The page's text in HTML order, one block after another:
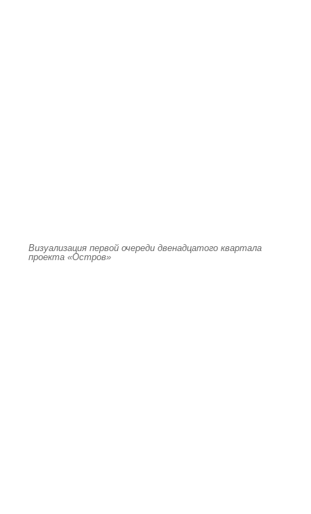
Визуализация первой очереди двенадцатого квартала
проекта «Остров»